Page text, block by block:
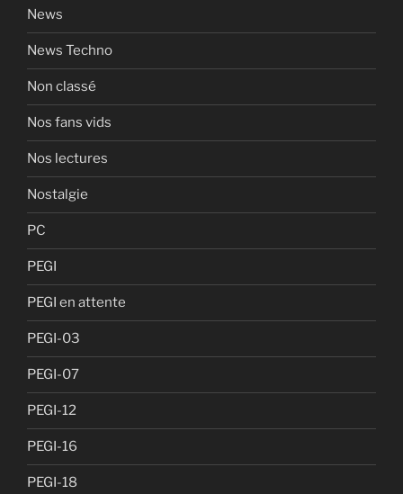
News
News Techno
Non classé
Nos fans vids
Nos lectures
Nostalgie
PC
PEGI
PEGI en attente
PEGI-03
PEGI-07
PEGI-12
PEGI-16
PEGI-18